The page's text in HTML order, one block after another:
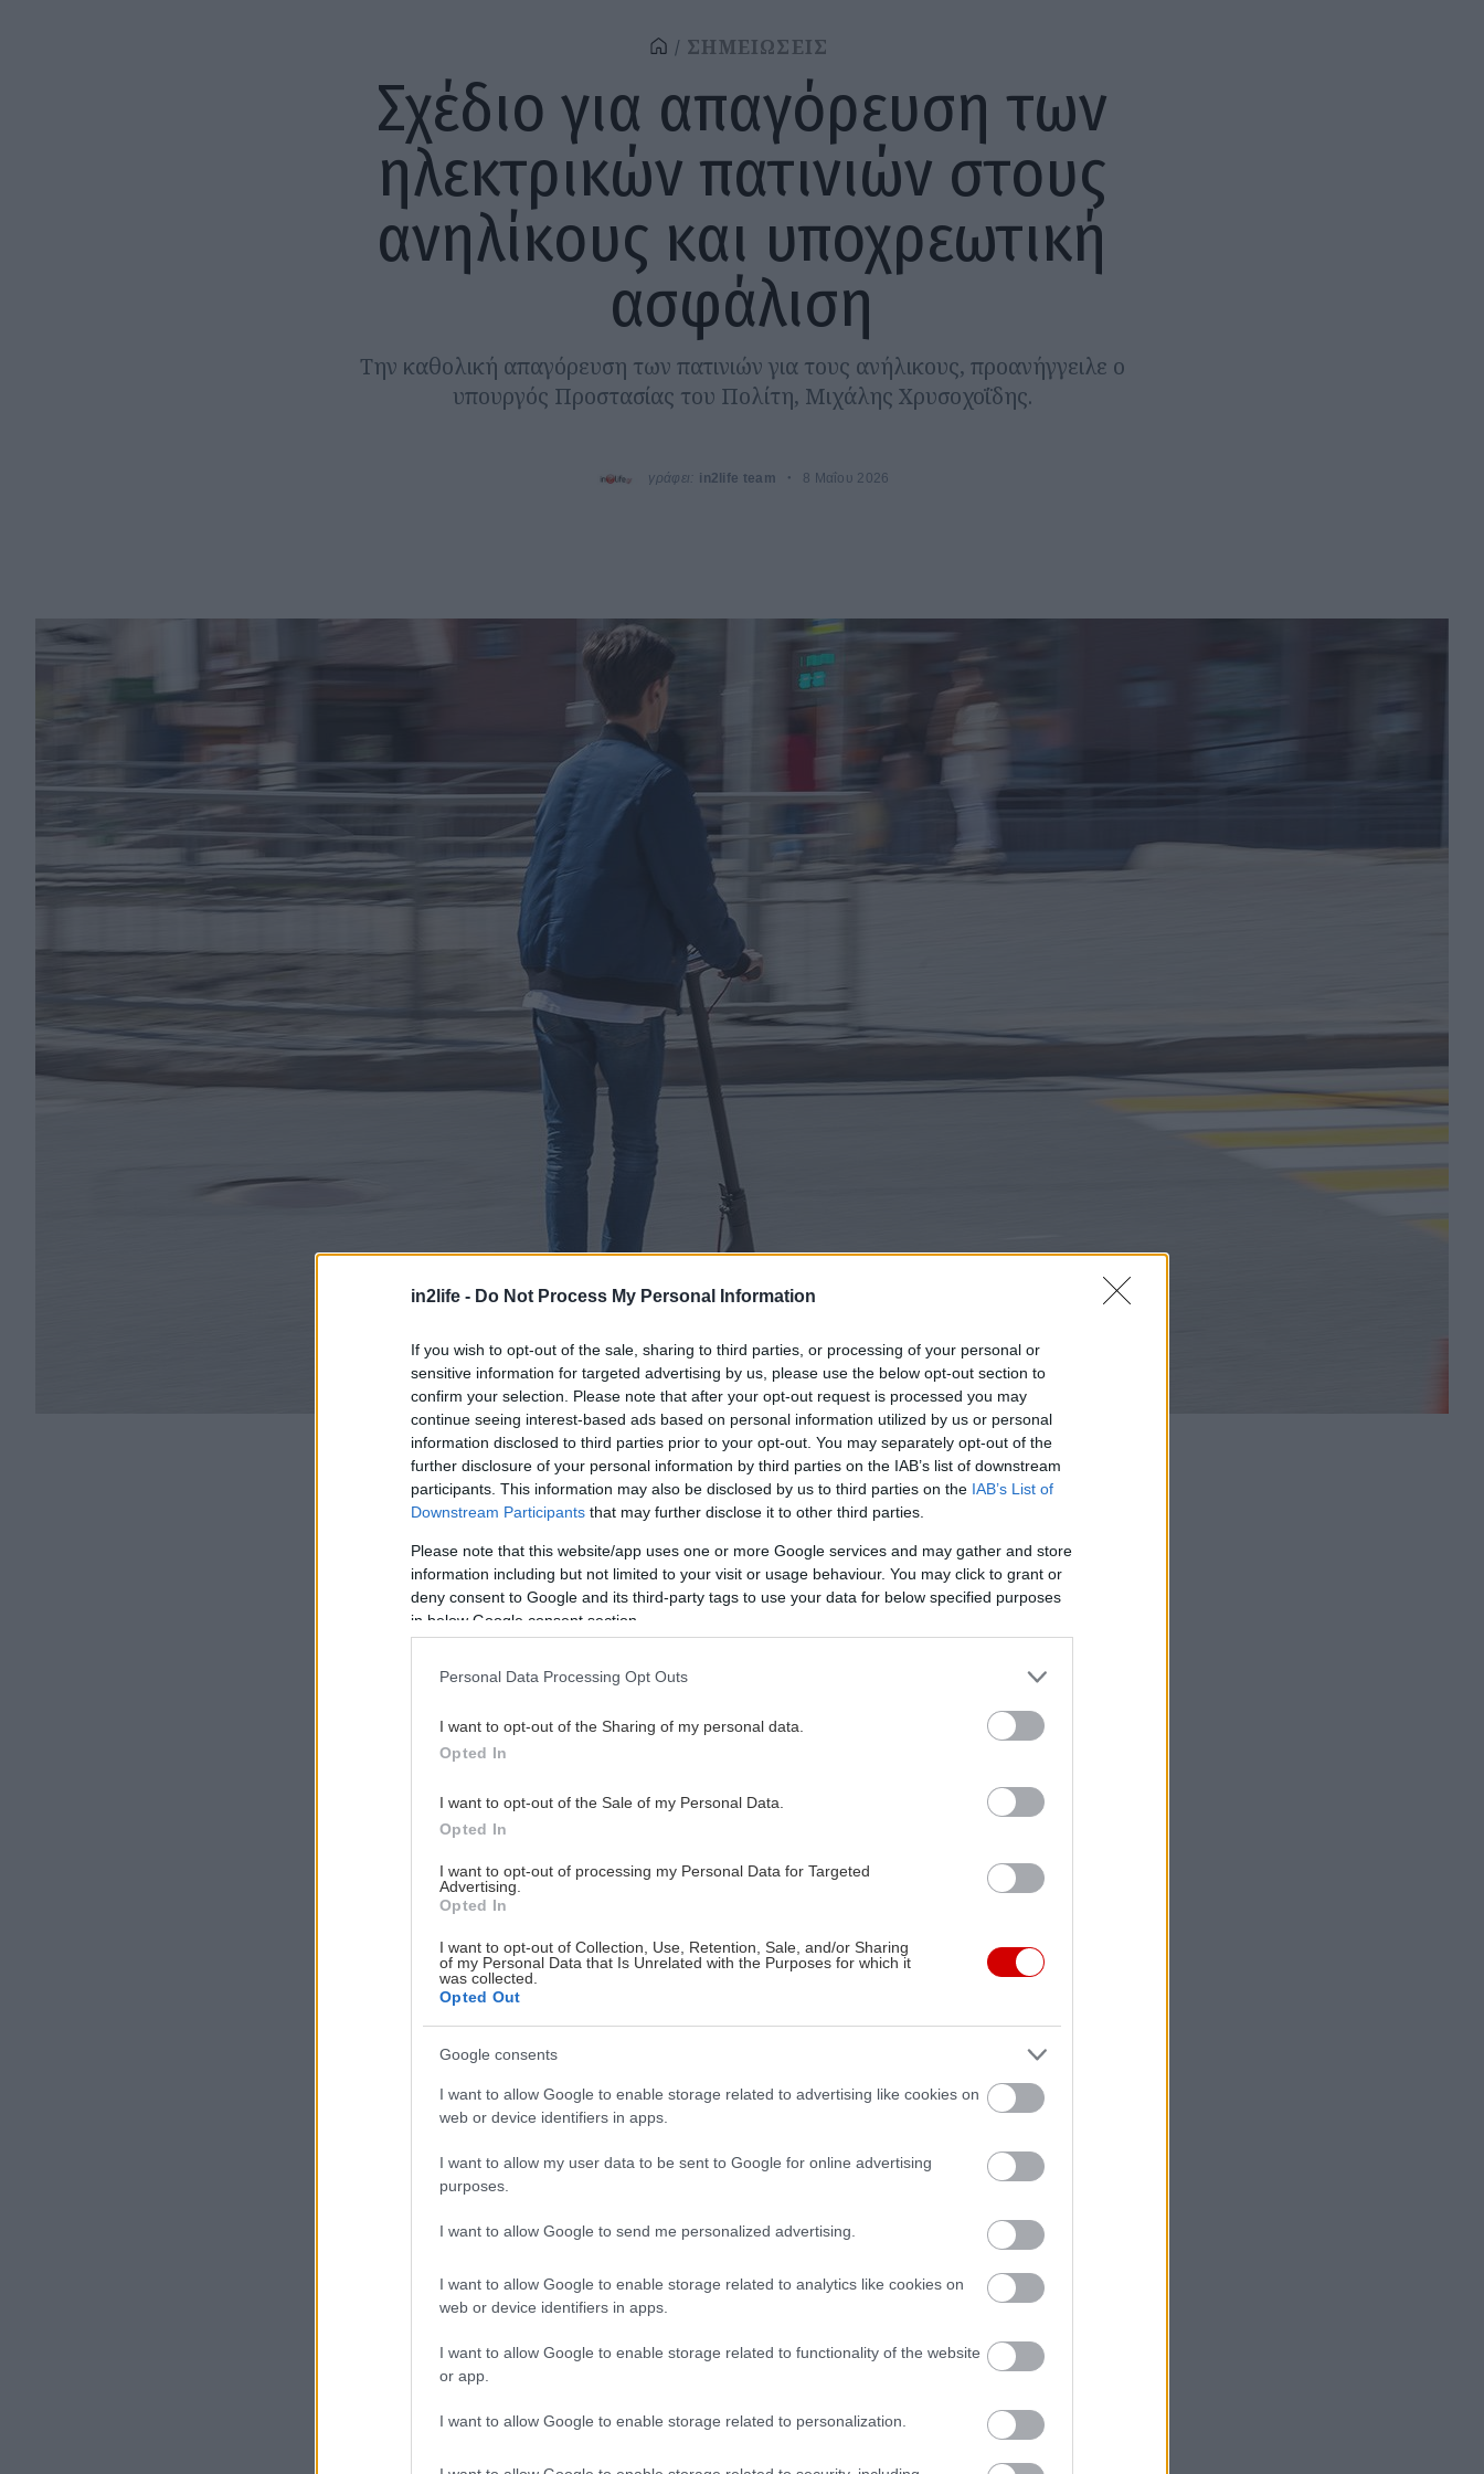
in2life - Do Not Process My Personal Information
If you wish to opt-out of the sale, sharing to third parties, or processing of your personal or
sensitive information for targeted advertising by us, please use the below opt-out section to
confirm your selection. Please note that after your opt-out request is processed you may
continue seeing interest-based ads based on personal information utilized by us or personal
information disclosed to third parties prior to your opt-out. You may separately opt-out of the
further disclosure of your personal information by third parties on the IAB’s list of downstream
participants. This information may also be disclosed by us to third parties on the IAB’s List of
Downstream Participants that may further disclose it to other third parties.
Please note that this website/app uses one or more Google services and may gather and store
information including but not limited to your visit or usage behaviour. You may click to grant or
deny consent to Google and its third-party tags to use your data for below specified purposes
in below Google consent section.
Personal Data Processing Opt Outs
I want to opt-out of the Sharing of my personal data.
Opted In
I want to opt-out of the Sale of my Personal Data.
Opted In
I want to opt-out of processing my Personal Data for Targeted
Advertising.
Opted In
I want to opt-out of Collection, Use, Retention, Sale, and/or Sharing
of my Personal Data that Is Unrelated with the Purposes for which it
was collected.
Opted Out
Google consents
I want to allow Google to enable storage related to advertising like cookies on
web or device identifiers in apps.
I want to allow my user data to be sent to Google for online advertising
purposes.
I want to allow Google to send me personalized advertising.
I want to allow Google to enable storage related to analytics like cookies on
web or device identifiers in apps.
I want to allow Google to enable storage related to functionality of the website
or app.
I want to allow Google to enable storage related to personalization.
ΣΗΜΕΙΩΣΕΙΣ
Σχέδιο για απαγόρευση των
ηλεκτρικών πατινιών στους
ανηλίκους και υποχρεωτική
ασφάλιση
Την καθολική απαγόρευση των πατινιών για τους ανήλικους, προανήγγειλε ο
υπουργός Προστασίας του Πολίτη, Μιχάλης Χρυσοχοΐδης.
γράφει: in2life team 8 Μαΐου 2026
Σ
χέδιο για πλήρη απαγόρευση των ηλεκτρικών πατινιών στους
ανηλίκους, καθώς και άλλα μέτρα, όπως η υποχρεωτική ασφάλιση,
Πολίτη, Μιχάλη Χρυσοχοΐδη.
Μιλώντας στον τηλεοπτικό σταθμό ΣΚΑΪ την Παρασκευή, ο κ. Χρυσοχοΐδης
ανέφερε ότι «ο χειρισμός του ζητήματος με τα πατίνια είναι ιδιαίτερος και δύσκολος.
Είναι ένα μέσο φιλικό προς το περιβάλλον και πρέπει να βρούμε τον τρόπο να